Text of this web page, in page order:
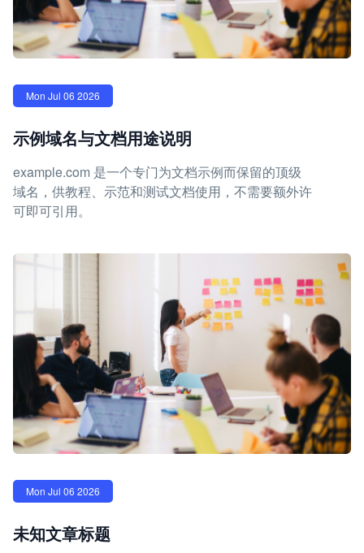
Mon Jul 06 2026
示例域名与文档用途说明
example.com 是一个专门为文档示例而保留的顶级
域名，供教程、示范和测试文档使用，不需要额外许
可即可引用。
Mon Jul 06 2026
未知文章标题